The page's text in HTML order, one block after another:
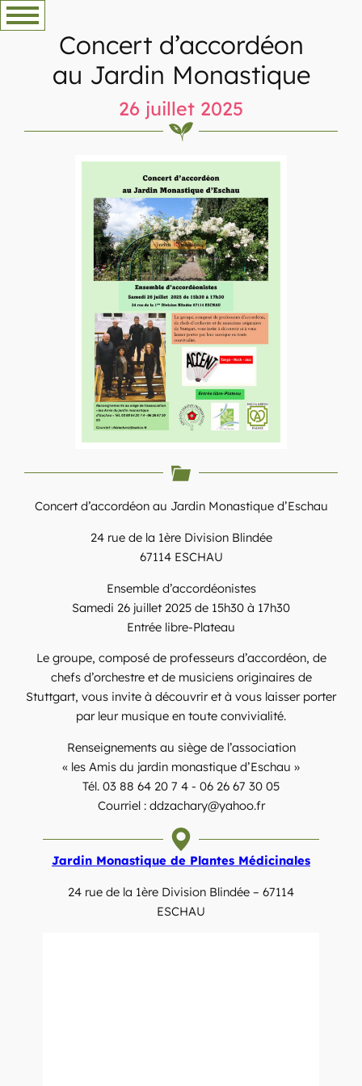
Aller
au
Concert d’accordéon
au Jardin Monastique
26 juillet 2025
Concert d’accordéon au Jardin Monastique d’Eschau
24 rue de la 1ère Division Blindée
67114 ESCHAU
Ensemble d’accordéonistes
Samedi 26 juillet 2025 de 15h30 à 17h30
Entrée libre-Plateau
Le groupe, composé de professeurs d’accordéon, de
chefs d’orchestre et de musiciens originaires de
Stuttgart, vous invite à découvrir et à vous laisser porter
par leur musique en toute convivialité.
Renseignements au siège de l’association
« les Amis du jardin monastique d’Eschau »
Tél. 03 88 64 20 7 4 - 06 26 67 30 05
Courriel : ddzachary@yahoo.fr
Jardin Monastique de Plantes Médicinales
24 rue de la 1ère Division Blindée – 67114
ESCHAU